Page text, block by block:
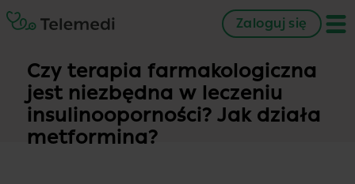
Zaloguj się
Czy terapia farmakologiczna
jest niezbędna w leczeniu
insulinooporności? Jak działa
metformina?